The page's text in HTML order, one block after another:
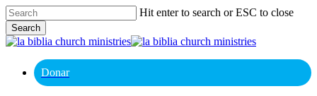
Skip
to
main
content
Hit enter to search or ESC to close
Search
Close
Donar